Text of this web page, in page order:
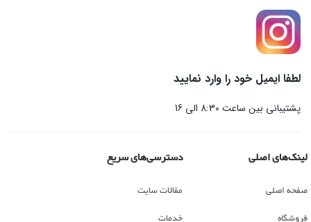
لطفا ایمیل خود را وارد نمایید
پشتیبانی بین ساعت 8:30 الی 16
لینک‌های اصلی
صفحه اصلی
فروشگاه
دسترسی‌های سریع
مقالات سایت
خدمات